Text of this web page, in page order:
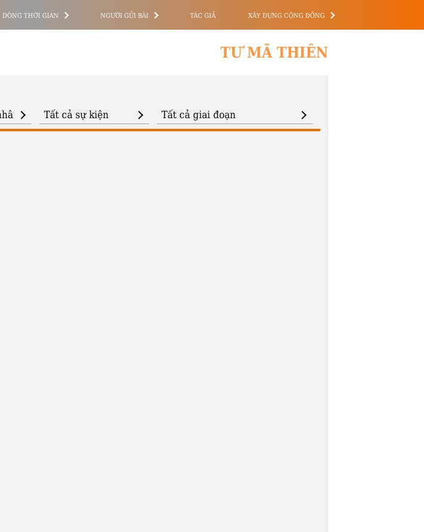
DÒNG THỜI GIAN NGƯỜI GỬI BÀI TÁC GIẢ XÂY DỰNG CỘNG ĐỒNG
TƯ MÃ THIÊN